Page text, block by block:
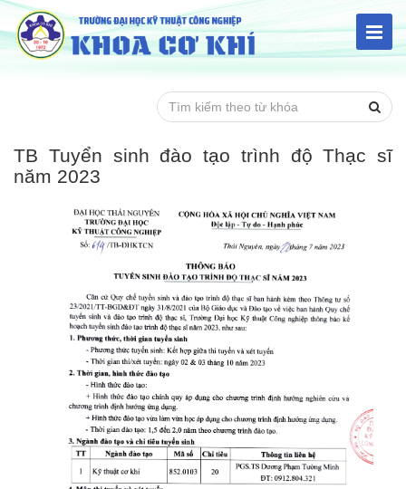
TB Tuyển sinh đào tạo trình độ Thạc sĩ
năm 2023